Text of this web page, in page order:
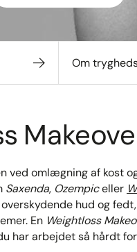
Om
ved omlægning af kost
Saxenda, Ozempiceller
hud og
En Weightloss
har arbejdet så hårdt